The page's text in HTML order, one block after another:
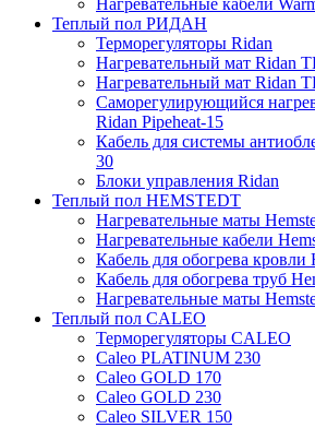
Нагревательные кабели
Теплый пол РИДАН
Терморегуляторы Ridan
Нагревательный мат Ridan
Нагревательный мат Ridan
Саморегулирующийся
Ridan Pipeheat-15
Кабель для системы
30
Блоки управления Ridan
Теплый пол HEMSTEDT
Нагревательные маты
Нагревательные кабели
Кабель для обогрева кровли
Кабель для обогрева труб
Нагревательные маты
Теплый пол CALEO
Терморегуляторы CALEO
Caleo PLATINUM 230
Caleo GOLD 170
Caleo GOLD 230
Caleo SILVER 150